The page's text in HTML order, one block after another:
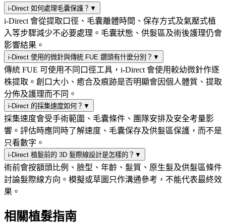
i-Direct 如何處理毛囊保護？ ▼
i-Direct 會從提取口徑、毛囊離體時間、保存方式及氣壓式植
入等步驟減少不必要處理。毛囊狀態、供髮區及術後護理仍會
影響結果。
i-Direct 使用的微針與傳統 FUE 鑽頭有什麼分別？ ▼
傳統 FUE 可使用不同口徑工具，i-Direct 會使用較幼微針作逐
株提取。創口大小、癒合及痕跡是否明顯會因個人體質、提取
分佈及護理而不同。
i-Direct 的採集速度如何？ ▼
採集速度會受手術範圍、毛囊條件、團隊安排及安全考量影
響。評估時應同時了解速度、毛囊保存及供髮區保護，而不是
只看數字。
i-Direct 植髮前的 3D 髮際線設計是怎樣的？ ▼
術前會按額頭比例、臉型、年齡、髮質、原生髮及供髮區條件
討論髮際線方向。模擬或草圖只作溝通參考，不能代表最終效
果。
相關植髮指南